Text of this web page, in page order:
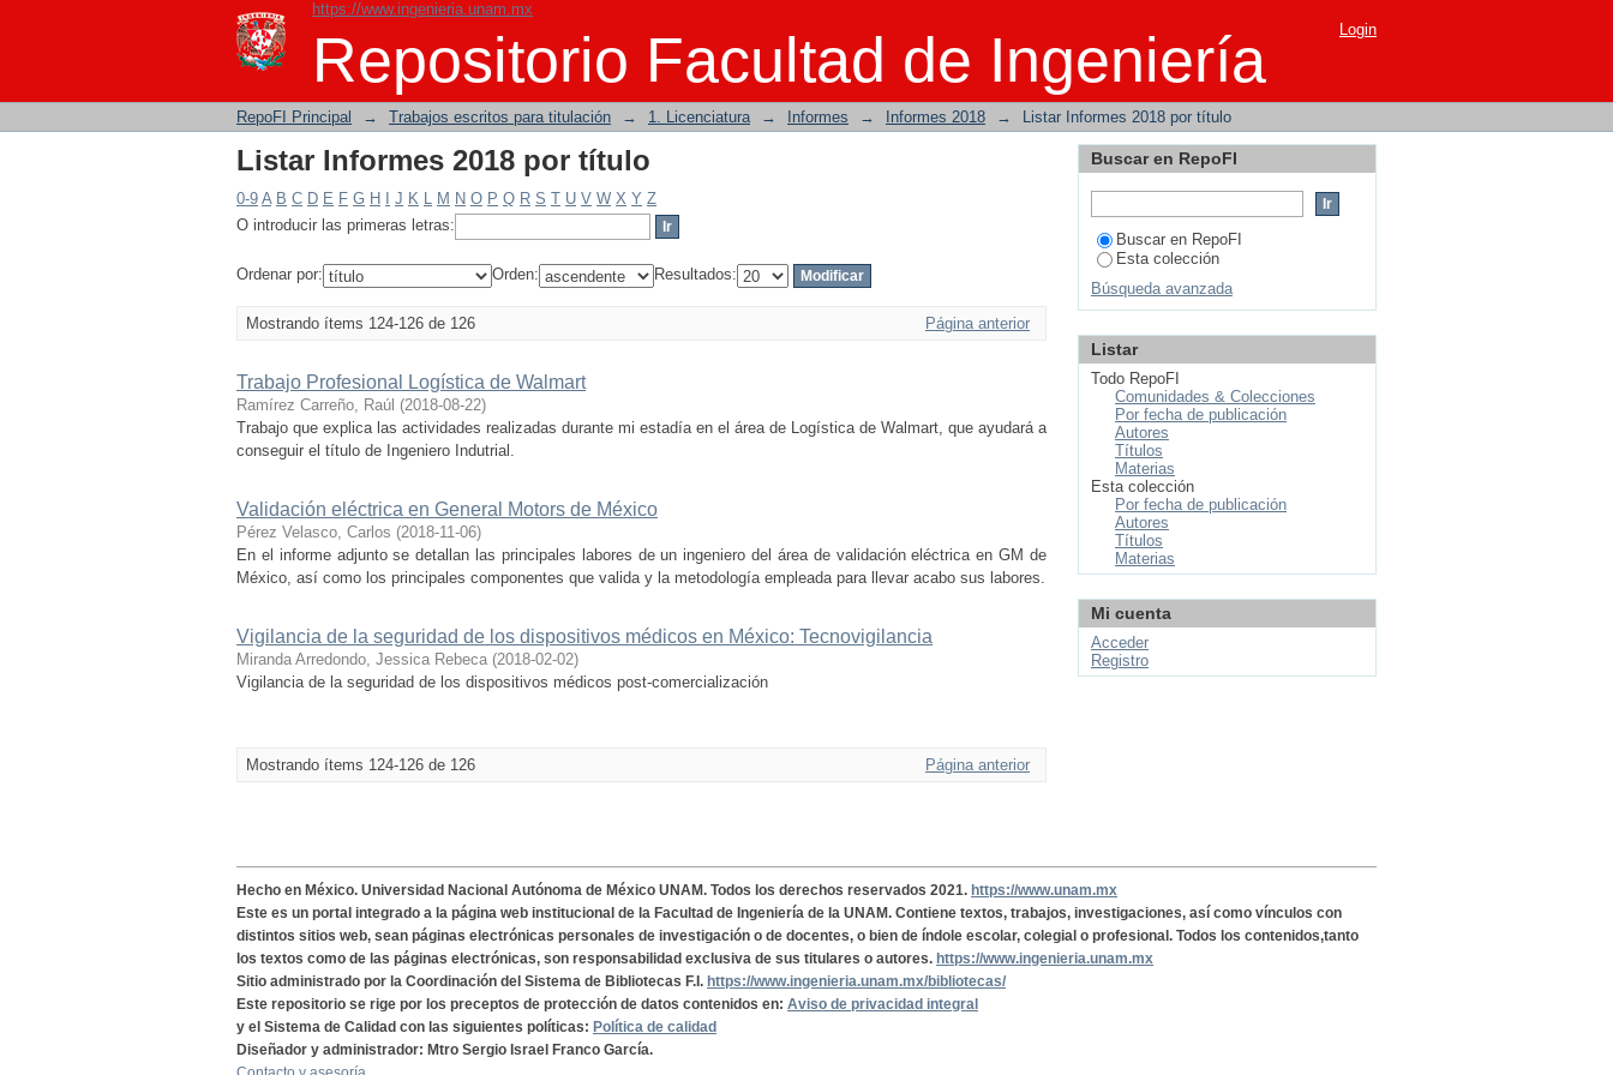
https://www.ingenieria.unam.mx
Repositorio Facultad de Ingeniería
Listar Informes 2018 por título Login
RepoFI Principal → Trabajos escritos para titulación → 1. Licenciatura → Informes → Informes 2018 → Listar Informes 2018 por título
Listar Informes 2018 por título
0-9 A B C D E F G H J K L M N O P Q R S T U V W X Y Z
O introducir las primeras letras:
Ordenar por: Orden: Resultados:
Mostrando ítems 124-126 de 126 Página anterior
Trabajo Profesional Logística de Walmart
Ramírez Carreño, Raúl (2018-08-22)
Trabajo que explica las actividades realizadas durante mi estadía en el área de Logística de Walmart, que ayudará a
conseguir el título de Ingeniero Indutrial.
Validación eléctrica en General Motors de México
Pérez Velasco, Carlos (2018-11-06)
En el informe adjunto se detallan las principales labores de un ingeniero del área de validación eléctrica en GM de
México, así como los principales componentes que valida y la metodología empleada para llevar acabo sus labores.
Vigilancia de la seguridad de los dispositivos médicos en México: Tecnovigilancia
Miranda Arredondo, Jessica Rebeca (2018-02-02)
Vigilancia de la seguridad de los dispositivos médicos post-comercialización
Mostrando ítems 124-126 de 126 Página anterior
Buscar en RepoFI
Buscar en RepoFI
Esta colección
Búsqueda avanzada
Listar
Todo RepoFI
Comunidades & Colecciones
Por fecha de publicación
Autores
Títulos
Materias
Esta colección
Por fecha de publicación
Autores
Títulos
Materias
Mi cuenta
Acceder
Registro
Hecho en México. Universidad Nacional Autónoma de México UNAM. Todos los derechos reservados 2021. https://www.unam.mx
Este es un portal integrado a la página web institucional de la Facultad de Ingeniería de la UNAM. Contiene textos, trabajos, investigaciones, así como vínculos con
distintos sitios web, sean páginas electrónicas personales de investigación o de docentes, o bien de índole escolar, colegial o profesional. Todos los contenidos,tanto
los textos como de las páginas electrónicas, son responsabilidad exclusiva de sus titulares o autores. https://www.ingenieria.unam.mx
Sitio administrado por la Coordinación del Sistema de Bibliotecas F.I. https://www.ingenieria.unam.mx/bibliotecas/
Este repositorio se rige por los preceptos de protección de datos contenidos en: Aviso de privacidad integral
y el Sistema de Calidad con las siguientes políticas: Política de calidad
Diseñador y administrador: Mtro Sergio Israel Franco García.